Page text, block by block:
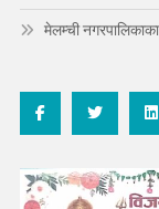
मेलम्ची